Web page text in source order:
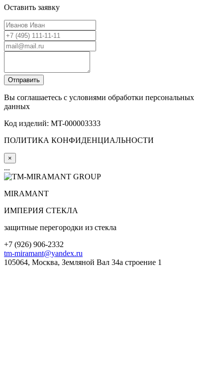
Оставить заявку
Вы соглашаетесь с условиями обработки персональных
данных
Код изделий: MT-000003333
ПОЛИТИКА КОНФИДЕНЦИАЛЬНОСТИ
×
...
MIRAMANT
ИМПЕРИЯ СТЕКЛА
защитные перегородки из стекла
+7 (926) 906-2332
tm-miramant@yandex.ru
105064, Москва, Земляной Вал 34а строение 1